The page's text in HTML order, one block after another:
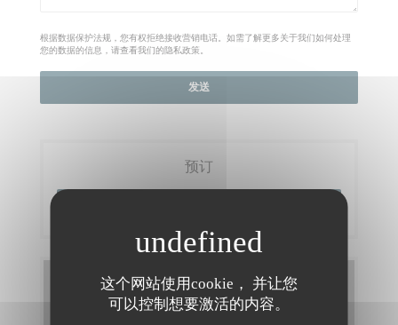
这个网站使用cookie， 并让您
可以控制想要激活的内容。
根据数据保护法规，您有权拒绝接收营销电话。如需了解更多关于我们如何处理
您的数据的信息，请查看我们的隐私政策
预订
菜单